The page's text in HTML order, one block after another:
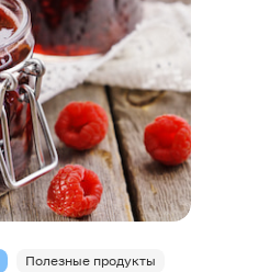
Полезные продукты